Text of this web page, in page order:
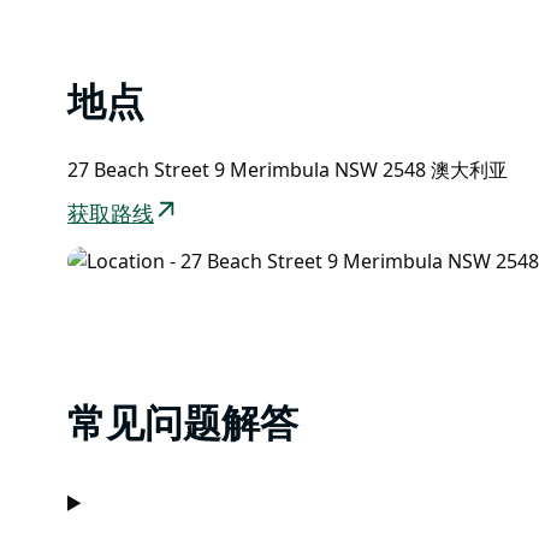
地点
27 Beach Street 9 Merimbula NSW 2548 澳大利亚
获取路线
常见问题解答